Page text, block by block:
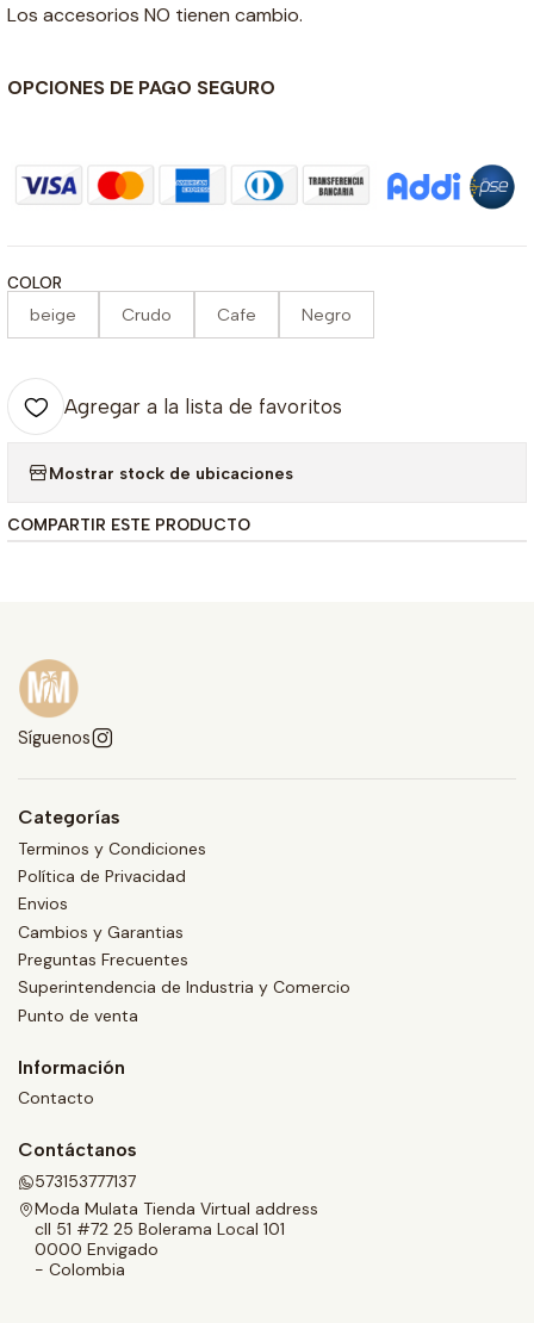
Los accesorios NO tienen cambio.
OPCIONES DE PAGO SEGURO
COLOR
beige Crudo Cafe Negro
Agregar a la lista de favoritos
Mostrar stock de ubicaciones
COMPARTIR ESTE PRODUCTO
Síguenos
Categorías
Terminos y Condiciones
Política de Privacidad
Envios
Cambios y Garantias
Preguntas Frecuentes
Superintendencia de Industria y Comercio
Punto de venta
Información
Contacto
Contáctanos
573153777137
Moda Mulata Tienda Virtual address
cll 51 #72 25 Bolerama Local 101
0000 Envigado
- Colombia